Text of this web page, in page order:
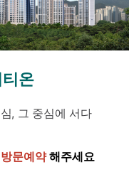
온
, 그 중심에 서다
방문예약해주세요